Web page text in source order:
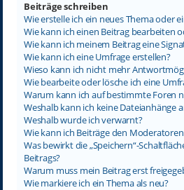
Beiträge schreiben
Wie erstelle ich ein neues Thema oder
Wie kann ich einen Beitrag bearbeiten
Wie kann ich meinem Beitrag eine
Wie kann ich eine Umfrage erstellen?
Wieso kann ich nicht mehr
Wie bearbeite oder lösche ich eine
Warum kann ich auf bestimmte Foren
Weshalb kann ich keine Dateianhänge
Weshalb wurde ich verwarnt?
Wie kann ich Beiträge den
Was bewirkt die „Speichern“-
Beitrags?
Warum muss mein Beitrag erst
Wie markiere ich ein Thema als neu?